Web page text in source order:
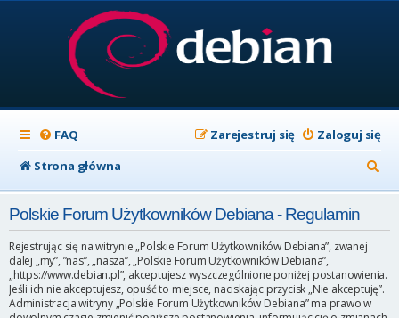
FAQ Zaloguj się
Zarejestruj się
Strona główna
z
j
Polskie Forum Użytkowników Debiana - Regulamin
Rejestrując się na witrynie „Polskie Forum Użytkowników Debiana”, zwanej
dalej „my”, ”nas”, „nasza”, „Polskie Forum Użytkowników Debiana”,
„https://www.debian.pl”, akceptujesz wyszczególnione poniżej postanowienia.
Jeśli ich nie akceptujesz, opuść to miejsce, naciskając przycisk „Nie akceptuję”.
Administracja witryny „Polskie Forum Użytkowników Debiana” ma prawo w